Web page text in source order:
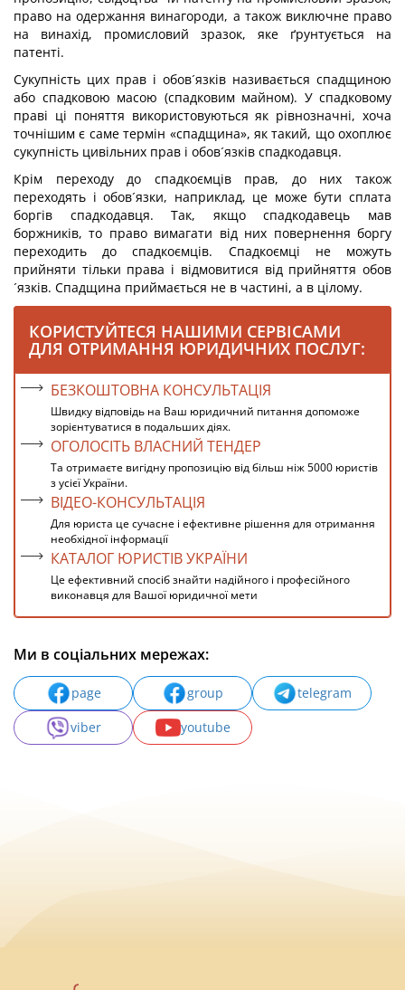
право на одержання винагороди, а також виключне право
на винахід, промисловий зразок, яке ґрунтується на
патенті.
Сукупність цих прав і обов´язків називається спадщиною
або спадковою масою (спадковим майном). У спадковому
праві ці поняття використовуються як рівнозначні, хоча
точнішим є саме термін «спадщина», як такий, що охоплює
сукупність цивільних прав і обов´язків спадкодавця.
Крім переходу до спадкоємців прав, до них також
переходять і обов´язки, наприклад, це може бути сплата
боргів спадкодавця. Так, якщо спадкодавець мав
боржників, то право вимагати від них повернення боргу
переходить до спадкоємців. Спадкоємці не можуть
прийняти тільки права і відмовитися від прийняття обов
´язків. Спадщина приймається не в частині, а в цілому.
КОРИСТУЙТЕСЯ НАШИМИ СЕРВІСАМИ
ДЛЯ ОТРИМАННЯ ЮРИДИЧНИХ ПОСЛУГ:
БЕЗКОШТОВНА КОНСУЛЬТАЦІЯ
Швидку відповідь на Ваш юридичний питання допоможе
зорієнтуватися в подальших діях.
ОГОЛОСІТЬ ВЛАСНИЙ ТЕНДЕР
Та отримаєте вигідну пропозицію від більш ніж 5000 юристів
з усієї України.
ВІДЕО-КОНСУЛЬТАЦІЯ
Для юриста це сучасне і ефективне рішення для отримання
необхідної інформації
КАТАЛОГ ЮРИСТІВ УКРАЇНИ
Це ефективний спосіб знайти надійного і професійного
виконавця для Вашої юридичної мети
Ми в соціальних мережах:
page group
telegram
viber
youtube